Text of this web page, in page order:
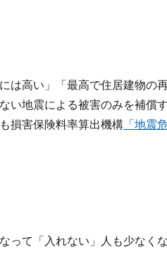
は高い」「最高で住居建物の
い地震による被害のみを補償
損害保険料率算出機構 「地震
って「入れない」人も少なく